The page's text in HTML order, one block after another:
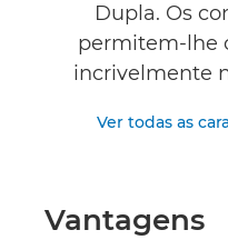
Dupla. Os
permitem-lhe
incrivelmente
Ver todas as
Vantagens